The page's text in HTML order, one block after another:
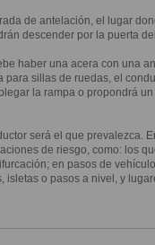
de antelación, el lugar
descender por la puerta
haber una acera con una
para sillas de ruedas, el
la rampa o propondrá un
será el que prevalezca.
de riesgo, como: los
en pasos de
isletas o pasos a nivel, y